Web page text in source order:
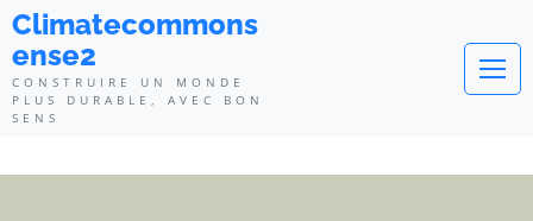
Climatecommonsense2 -
Climatecommons
ense2
CONSTRUIRE UN MONDE
PLUS DURABLE, AVEC BON
SENS